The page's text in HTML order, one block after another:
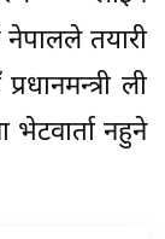
नेपालले तयारी
ली
नहुने